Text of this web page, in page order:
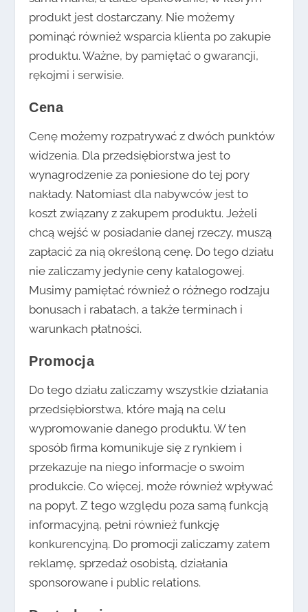
produkt jest dostarczany. Nie możemy
pominąć również wsparcia klienta po zakupie
produktu. Ważne, by pamiętać o gwarancji,
rękojmi i serwisie.
Cena
Cenę możemy rozpatrywać z dwóch punktów
widzenia. Dla przedsiębiorstwa jest to
wynagrodzenie za poniesione do tej pory
nakłady. Natomiast dla nabywców jest to
koszt związany z zakupem produktu. Jeżeli
chcą wejść w posiadanie danej rzeczy, muszą
zapłacić za nią określoną cenę. Do tego działu
nie zaliczamy jedynie ceny katalogowej.
Musimy pamiętać również o różnego rodzaju
bonusach i rabatach, a także terminach i
warunkach płatności.
Promocja
Do tego działu zaliczamy wszystkie działania
przedsiębiorstwa, które mają na celu
wypromowanie danego produktu. W ten
sposób firma komunikuje się z rynkiem i
przekazuje na niego informacje o swoim
produkcie. Co więcej, może również wpływać
na popyt. Z tego względu poza samą funkcją
informacyjną, pełni również funkcję
konkurencyjną. Do promocji zaliczamy zatem
reklamę, sprzedaż osobistą, działania
sponsorowane i public relations.